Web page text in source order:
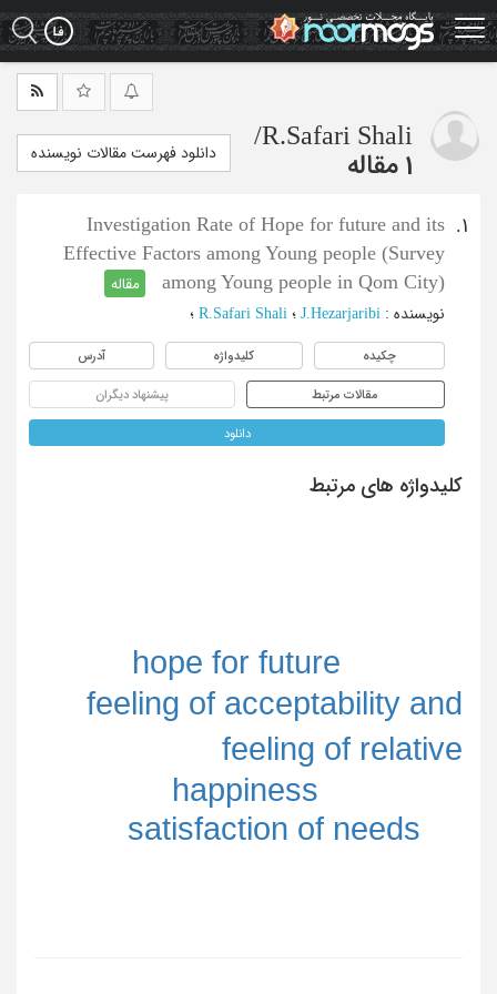
Skip
to
main
R.Safari Shali
/
1 مقاله
دانلود فهرست مقالات نویسنده
1.
Investigation Rate of Hope for future and its
Effective Factors among Young people (Survey
among Young people in Qom City)
مقاله
نویسنده :
J.Hezarjaribi ؛ R.Safari Shali ؛
چکیده کلیدواژه آدرس
مقالات مرتبط پیشنهاد دیگران
دانلود
کلیدواژه های مرتبط
feeling of acceptability and
feeling of relative
happiness
hope for future
satisfaction of needs